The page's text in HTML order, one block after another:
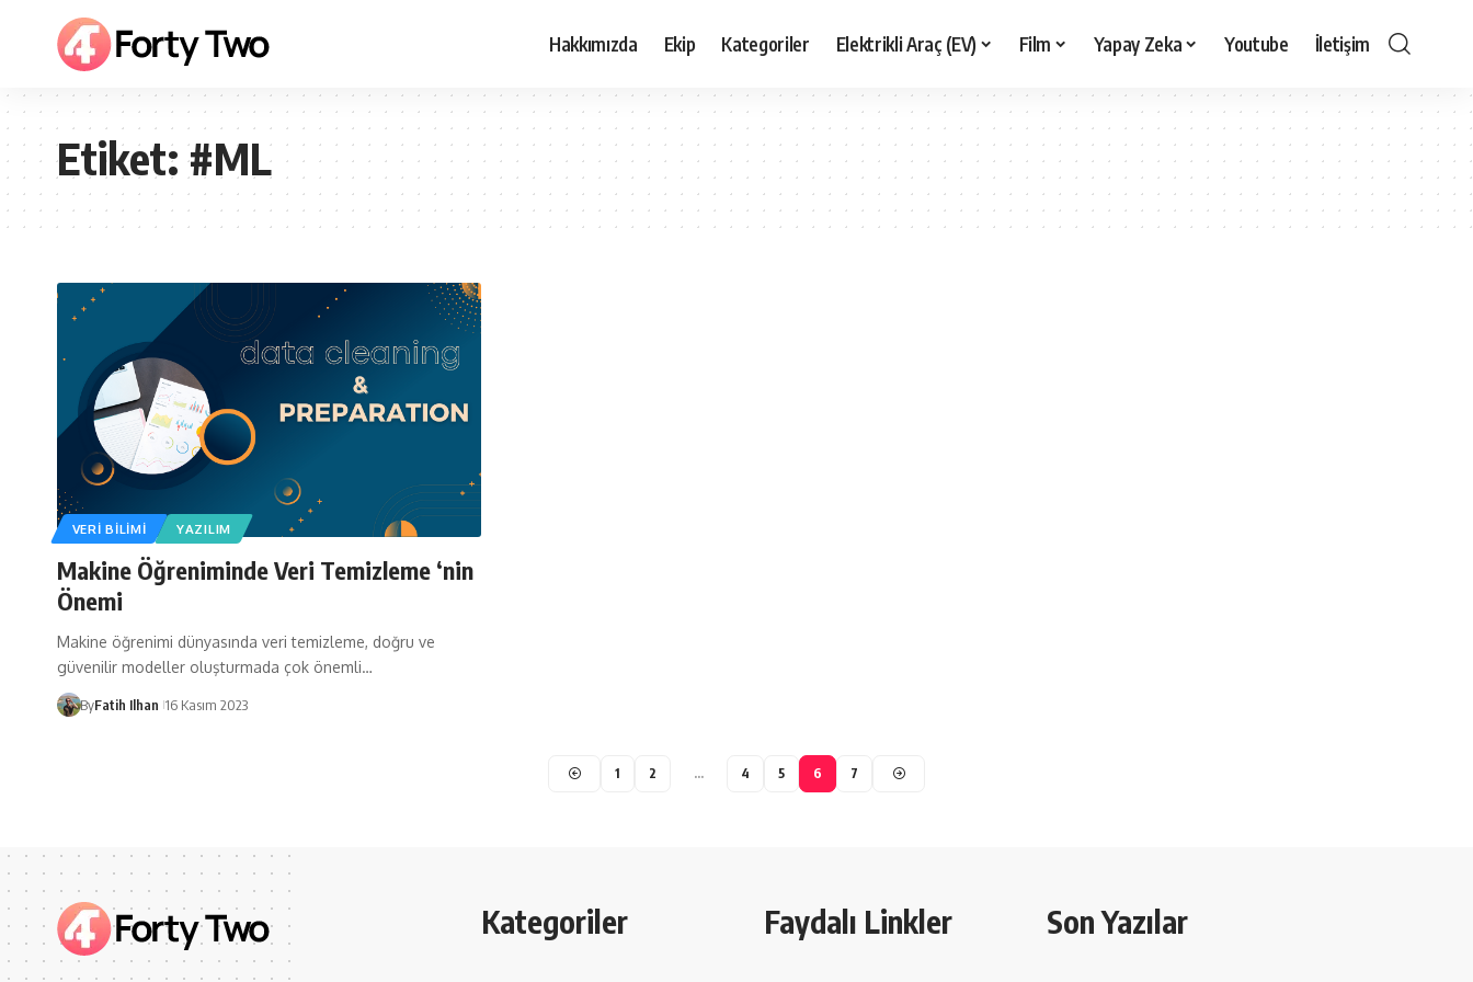
Hakkımızda Ekip Kategoriler Elektrikli Araç (EV) Film Yapay Zeka Youtube İletişim
Etiket:#ML
VERI BILIMI YAZILIM
Makine Öğreniminde Veri Temizleme ‘nin
Önemi
Makine öğrenimi dünyasında veri temizleme, doğru ve
güvenilir modeller oluşturmada çok önemli…
ByFatih Ilhan 16 Kasım 2023
1 2 … 4 5 6 7
Kategoriler Faydalı Linkler Son Yazılar